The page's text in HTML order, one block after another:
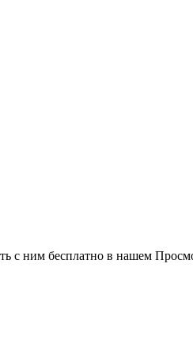
с ним бесплатно в нашем